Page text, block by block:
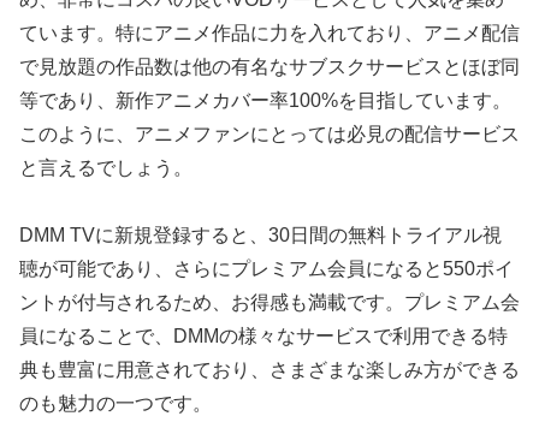
ています。特にアニメ作品に力を入れており、アニメ配信
で見放題の作品数は他の有名なサブスクサービスとほぼ同
等であり、新作アニメカバー率100%を目指しています。
このように、アニメファンにとっては必見の配信サービス
と言えるでしょう。
DMM TVに新規登録すると、30日間の無料トライアル視
聴が可能であり、さらにプレミアム会員になると550ポイ
ントが付与されるため、お得感も満載です。プレミアム会
員になることで、DMMの様々なサービスで利用できる特
典も豊富に用意されており、さまざまな楽しみ方ができる
のも魅力の一つです。